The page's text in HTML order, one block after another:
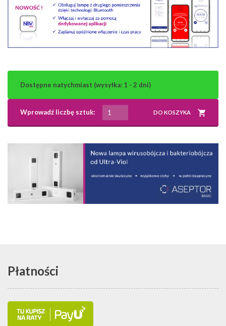
Dostępne natychmiast (wysyłka: 1 - 2 dni)
Wprowadź liczbę sztuk: DO KOSZYKA
Płatności